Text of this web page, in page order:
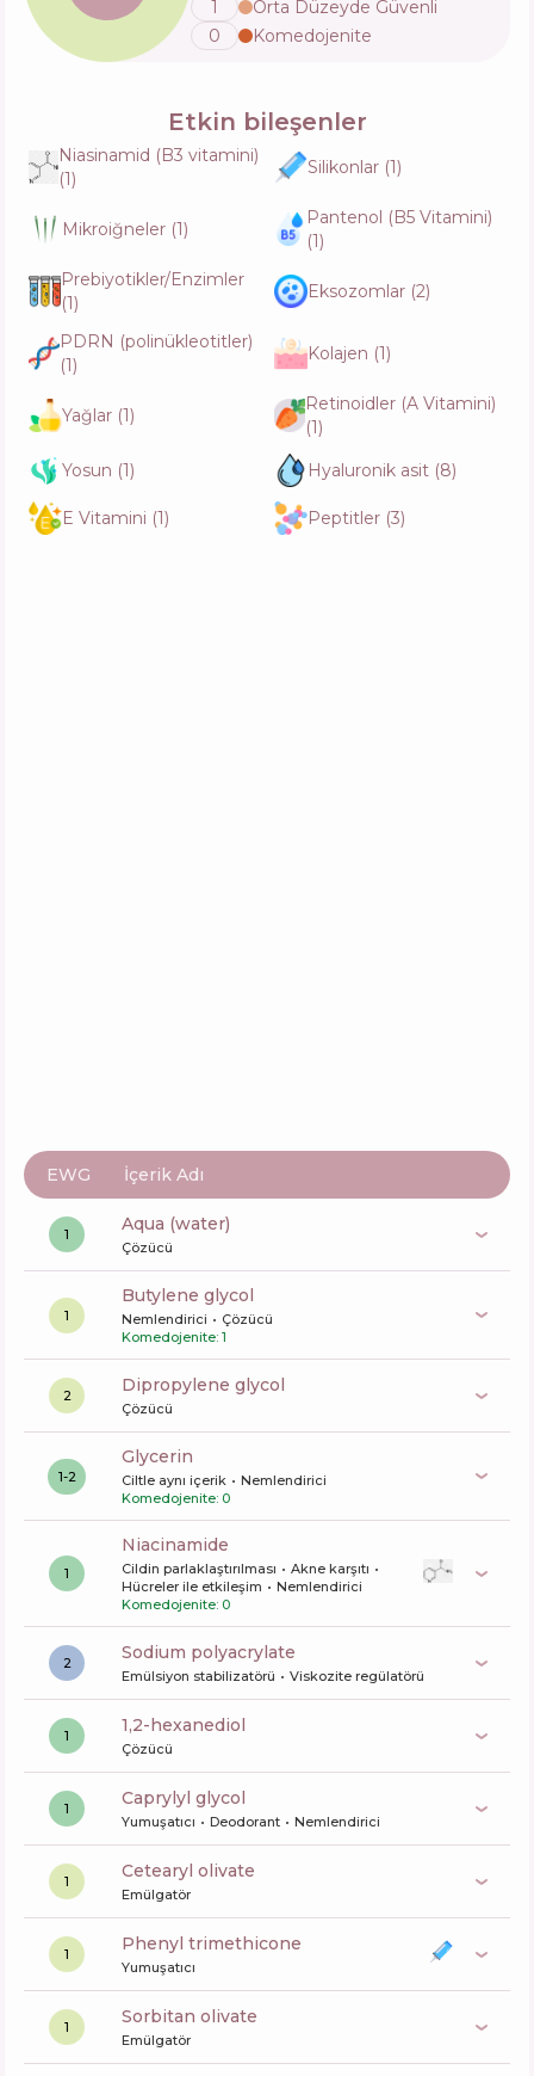
İçerik
Aktifler
Fonksiyonlar
haruharu wonder Rose PDRN Soothing
Serum
İçerik
Aktifler
medicube One Day Exosome Shot Pore
Ampoule 25000
Biodance Hydro Cera-nol Ampoule
1
Orta Düzeyde Güvenli
0
Komedojenite
Etkin bileşenler
Niasinamid (B3 vitamini)
(1)
Silikonlar (1)
Mikroiğneler (1)
Pantenol (B5 Vitamini)
(1)
Prebiyotikler/Enzimler
(1)
Eksozomlar (2)
PDRN (polinükleotitler)
(1)
Kolajen (1)
Yağlar (1)
Retinoidler (A Vitamini)
(1)
Yosun (1) Hyaluronik asit (8)
E Vitamini (1) Peptitler (3)
EWG İçerik Adı
1 aqua (water)
Çözücü
1
butylene glycol
Nemlendirici
Çözücü
Komedojenite: 1
2 dipropylene glycol
Çözücü
1-2
glycerin
Ciltle aynı içerik
Nemlendirici
Komedojenite: 0
1
niacinamide
Cildin parlaklaştırılması
Akne karşıtı
Hücreler ile etkileşim
Nemlendirici
Komedojenite: 0
2 sodium polyacrylate
Emülsiyon stabilizatörü Viskozite regülatörü
1 1,2-hexanediol
Çözücü
1 caprylyl glycol
Yumuşatıcı Deodorant Nemlendirici
1 cetearyl olivate
Emülgatör
1 phenyl trimethicone
Yumuşatıcı
1 sorbitan olivate
Emülgatör